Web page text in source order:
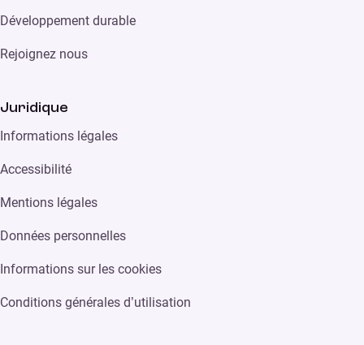
Développement durable
Rejoignez nous
Juridique
Informations légales
Accessibilité
Mentions légales
Données personnelles
Informations sur les cookies
Conditions générales d’utilisation